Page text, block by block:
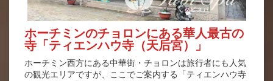
ホーチミンのチョロンにある華人最古の
寺「ティエンハウ寺（天后宮）」
ホーチミン西方にある中華街・チョロンは旅行者にも人気
の観光エリアですが、ここでご案内する「ティエンハウ寺